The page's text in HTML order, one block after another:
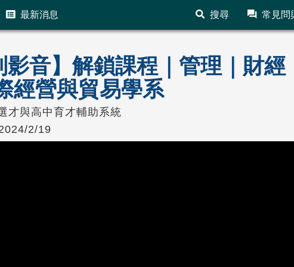
最新消息 搜尋 常見問
音】解鎖課程｜管理｜財經｜
經營與貿易學系
才與高中育才輔助系統
2/19